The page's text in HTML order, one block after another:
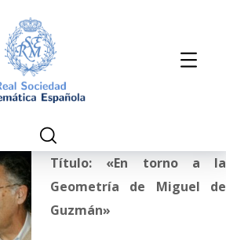
Título: «En torno a la
Geometría de Miguel de
Guzmán»